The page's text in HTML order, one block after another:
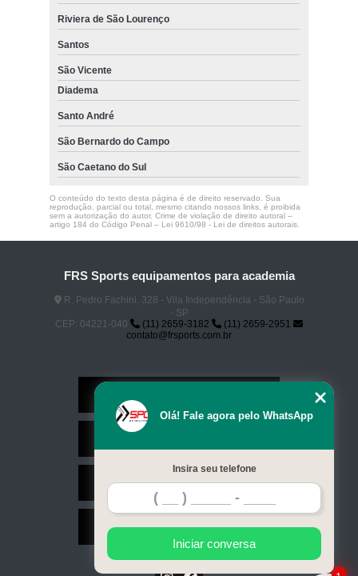
Riviera de São Lourenço
Santos
São Vicente
Diadema
Santo André
São Bernardo do Campo
São Caetano do Sul
O conteúdo do texto desta página é de direito reservado. Sua
reprodução, parcial ou total, mesmo citando nossos links, é proibida
sem a autorização do autor. Crime de violação de direito autoral –
artigo 184 do Código Penal – Lei 9610/98 - Lei de direitos autorais.
FRS Sports equipamentos para academia
R. Pedro Fachini, 328 - Vila Independência - São Paulo
- SP
CEP: 04221-040
(11) 2659-3182
(11) 2659-2951
contato@frsports.com.br
Contato
Mapa do site
Olá! Fale agora pelo WhatsApp
Insira seu telefone
Iniciar conversa